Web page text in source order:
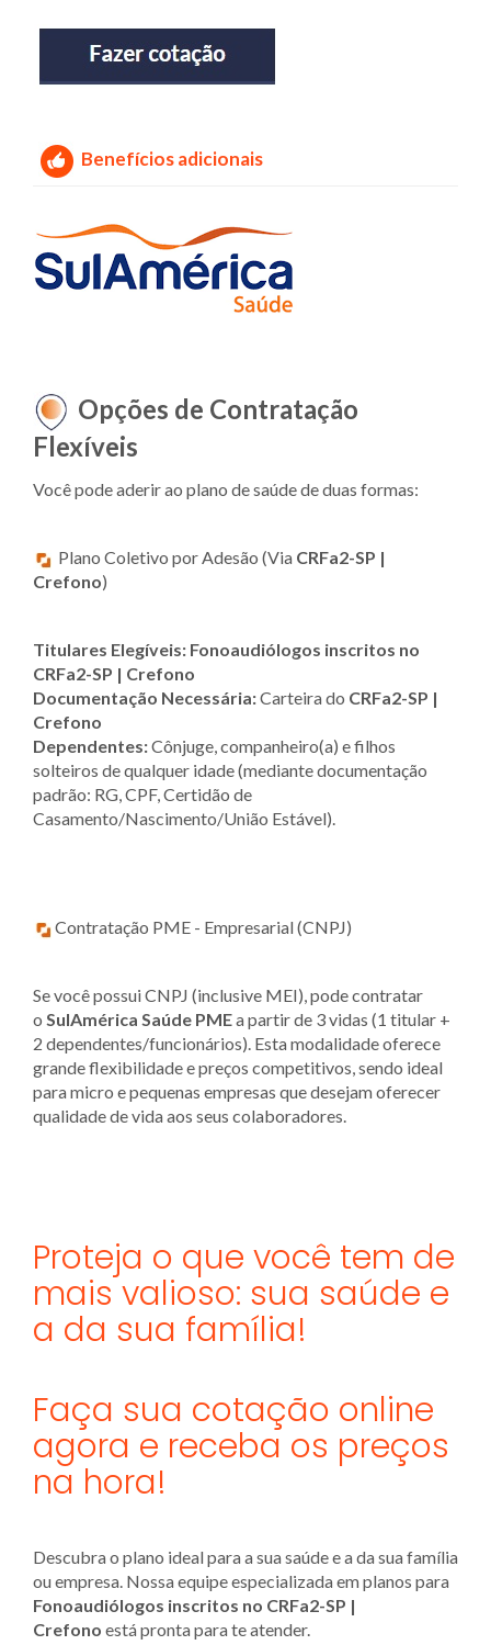
Benefícios adicionais
Opções de Contratação
Flexíveis
Você pode aderir ao plano de saúde de duas formas:
Plano Coletivo por Adesão (Via CRFa2-SP |
Crefono)
Titulares Elegíveis: Fonoaudiólogos inscritos no
CRFa2-SP | Crefono
Documentação Necessária:Carteira do CRFa2-SP |
Crefono
Dependentes:Cônjuge, companheiro(a) e filhos
solteiros de qualquer idade (mediante documentação
padrão: RG, CPF, Certidão de
Casamento/Nascimento/União Estável).
Contratação PME - Empresarial (CNPJ)
Se você possui CNPJ (inclusive MEI), pode contratar
o SulAmérica Saúde PMEa partir de 3 vidas (1 titular +
2 dependentes/funcionários). Esta modalidade oferece
grande flexibilidade e preços competitivos, sendo ideal
para micro e pequenas empresas que desejam oferecer
qualidade de vida aos seus colaboradores.
Proteja o que você tem de
mais valioso: sua saúde e
a da sua família!
Faça sua cotação online
agora e receba os preços
na hora!
Descubra o plano ideal para a sua saúde e a da sua família
ou empresa. Nossa equipe especializada em planos para
Fonoaudiólogos inscritos no CRFa2-SP |
Crefono está pronta para te atender.